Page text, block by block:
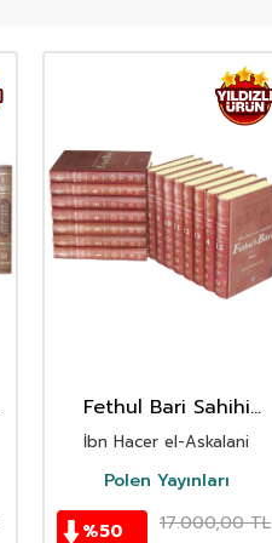
Fethul Bari Sahihi
Buhari Şerhi (15 Cilt
Takım)
İbn Hacer el-Askalani
Polen Yayınları
%50 17.000,00TL